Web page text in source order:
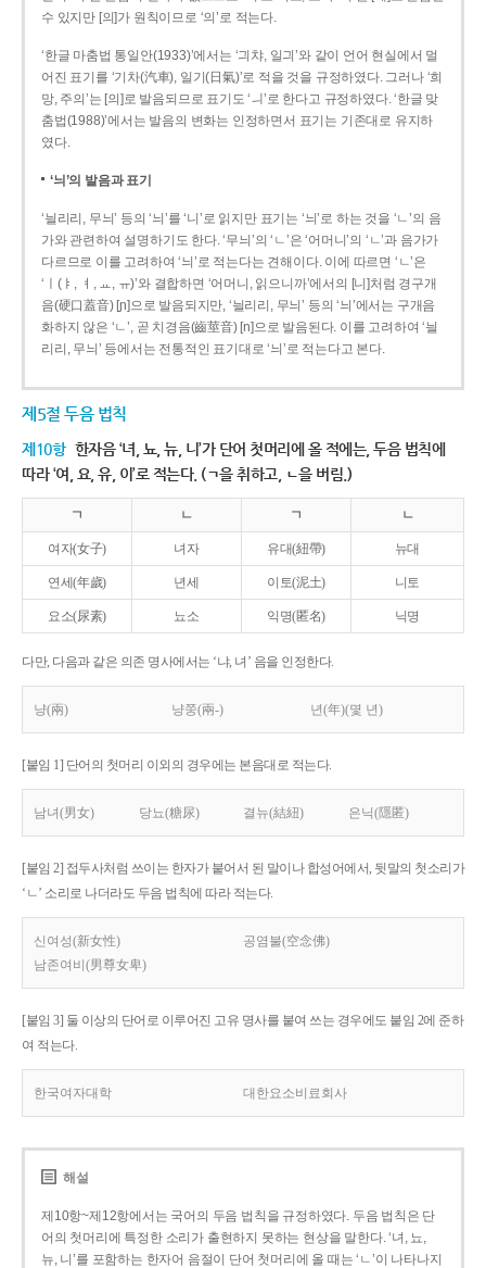
수 있지만 [의]가 원칙이므로 ‘의’로 적는다.
‘한글 마춤법 통일안(1933)’에서는 ‘긔챠, 일긔’와 같이 언어 현실에서 멀
어진 표기를 ‘기차(汽車), 일기(日氣)’로 적을 것을 규정하였다. 그러나 ‘희
망, 주의’는 [의]로 발음되므로 표기도 ‘ㅢ’로 한다고 규정하였다. ‘한글 맞
춤법(1988)’에서는 발음의 변화는 인정하면서 표기는 기존대로 유지하
였다.
‘늬’의 발음과 표기
‘늴리리, 무늬’ 등의 ‘늬’를 ‘니’로 읽지만 표기는 ‘늬’로 하는 것을 ‘ㄴ’의 음
가와 관련하여 설명하기도 한다. ‘무늬’의 ‘ㄴ’은 ‘어머니’의 ‘ㄴ’과 음가가
다르므로 이를 고려하여 ‘늬’로 적는다는 견해이다. 이에 따르면 ‘ㄴ’은
‘ㅣ(ㅑ, ㅕ, ㅛ, ㅠ)’와 결합하면 ‘어머니, 읽으니까’에서의 [니]처럼 경구개
음(硬口蓋音) [ɲ]으로 발음되지만, ‘늴리리, 무늬’ 등의 ‘늬’에서는 구개음
화하지 않은 ‘ㄴ’, 곧 치경음(齒莖音) [n]으로 발음된다. 이를 고려하여 ‘늴
리리, 무늬’ 등에서는 전통적인 표기대로 ‘늬’로 적는다고 본다.
제5절 두음 법칙
제10항 한자음 ‘녀, 뇨, 뉴, 니’가 단어 첫머리에 올 적에는, 두음 법칙에
따라 ‘여, 요, 유, 이’로 적는다. (ㄱ을 취하고, ㄴ을 버림.)
ㄱ ㄴ ㄱ ㄴ
여자(女子) 녀자 유대(紐帶) 뉴대
연세(年歲) 년세 이토(泥土) 니토
요소(尿素) 뇨소 익명(匿名) 닉명
다만, 다음과 같은 의존 명사에서는 ‘냐, 녀’ 음을 인정한다.
냥(兩) 냥쭝(兩-) 년(年)(몇 년)
[붙임 1] 단어의 첫머리 이외의 경우에는 본음대로 적는다.
남녀(男女) 당뇨(糖尿) 결뉴(結紐) 은닉(隱匿)
[붙임 2] 접두사처럼 쓰이는 한자가 붙어서 된 말이나 합성어에서, 뒷말의 첫소리가
‘ㄴ’ 소리로 나더라도 두음 법칙에 따라 적는다.
신여성(新女性)
공염불(空念佛)
남존여비(男尊女卑)
[붙임 3] 둘 이상의 단어로 이루어진 고유 명사를 붙여 쓰는 경우에도 붙임 2에 준하
여 적는다.
한국여자대학 대한요소비료회사
해설
제10항~제12항에서는 국어의 두음 법칙을 규정하였다. 두음 법칙은 단
어의 첫머리에 특정한 소리가 출현하지 못하는 현상을 말한다. ‘녀, 뇨,
뉴, 니’를 포함하는 한자어 음절이 단어 첫머리에 올 때는 ‘ㄴ’이 나타나지